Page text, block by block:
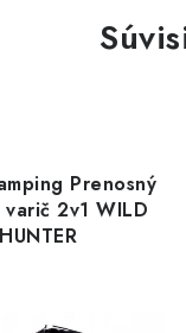
Prenosný
2v1 WILD
HUNTER